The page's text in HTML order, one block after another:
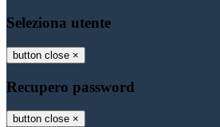
Seleziona utente
button close ×
Recupero password
button close ×